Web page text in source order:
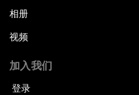
相册
视频
加入我们
登录